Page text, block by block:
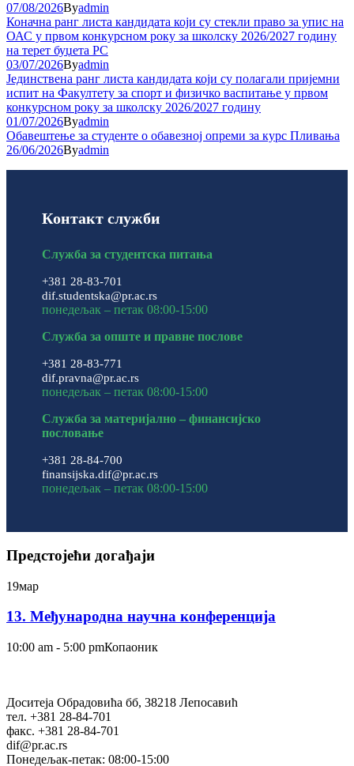
07/08/2026Byadmin
Коначна ранг листа кандидата који су стекли право за упис на
ОАС у првом конкурсном року за школску 2026/2027 годину
на терет буџета РС
03/07/2026Byadmin
Јединствена ранг листа кандидата који су полагали пријемни
испит на Факултету за спорт и физичко васпитање у првом
конкурсном року за школску 2026/2027 годину
01/07/2026Byadmin
Обавештење за студенте о обавезној опреми за курс Пливања
26/06/2026Byadmin
Контакт служби
Служба за студентска питања
+381 28-83-701
dif.studentska@pr.ac.rs
понедељак – петак 08:00-15:00
Служба за опште и правне послове
+381 28-83-771
dif.pravna@pr.ac.rs
понедељак – петак 08:00-15:00
Служба за материјално – финансијско
пословање
+381 28-84-700
finansijska.dif@pr.ac.rs
понедељак – петак 08:00-15:00
Предстојећи догађаји
19мар
13. Међународна научна конференција
10:00 am - 5:00 pmКопаоник
Доситеја Обрадовића бб, 38218 Лепосавић
тел. +381 28-84-701
факс. +381 28-84-701
dif@pr.ac.rs
Понедељак-петак: 08:00-15:00